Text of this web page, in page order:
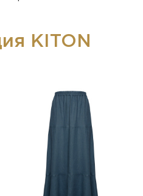
KITON